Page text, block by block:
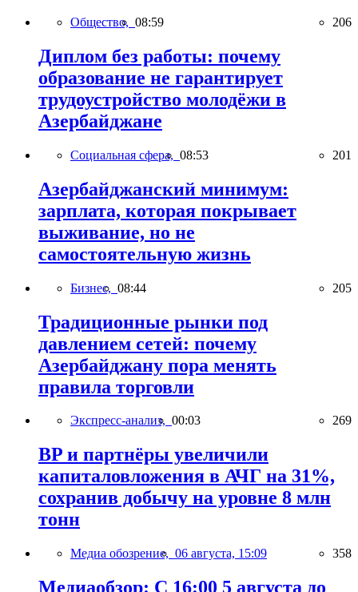
Общество, 08:59 206
Диплом без работы: почему
образование не гарантирует
трудоустройство молодёжи в
Азербайджане
Социальная сфера, 08:53 201
Азербайджанский минимум:
зарплата, которая покрывает
выживание, но не
самостоятельную жизнь
Бизнес, 08:44 205
Традиционные рынки под
давлением сетей: почему
Азербайджану пора менять
правила торговли
Экспресс-анализ, 00:03 269
BP и партнёры увеличили
капиталовложения в АЧГ на 31%,
сохранив добычу на уровне 8 млн
тонн
Медиа обозрение, 06 августа, 15:09 358
Медиаобзор: С 16:00 5 августа до